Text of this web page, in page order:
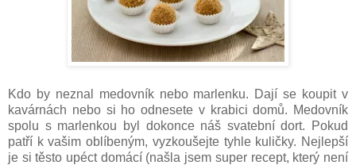
Kdo by neznal medovník nebo marlenku. Dají se koupit v
kavárnách nebo si ho odnesete v krabici domů. Medovník
spolu s marlenkou byl dokonce náš svatební dort. Pokud
patří k vašim oblíbeným, vyzkoušejte tyhle kuličky. Nejlepší
je si těsto upéct domácí (našla jsem super recept, který není